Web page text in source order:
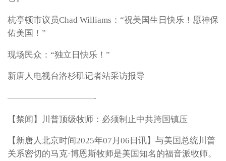
杭亭顿市议员Chad Williams：“祝美国生日快乐！愿神保
佑美国！”
现场民众：“独立日快乐！”
新唐人电视台洛杉矶记者站采访报导
——————————-
【禁闻】川普顶级牧师：必须制止中共跨国镇压
【新唐人北京时间2025年07月06日讯】与美国总统川普
关系密切的马克·博恩斯牧师是美国知名的福音派牧师。